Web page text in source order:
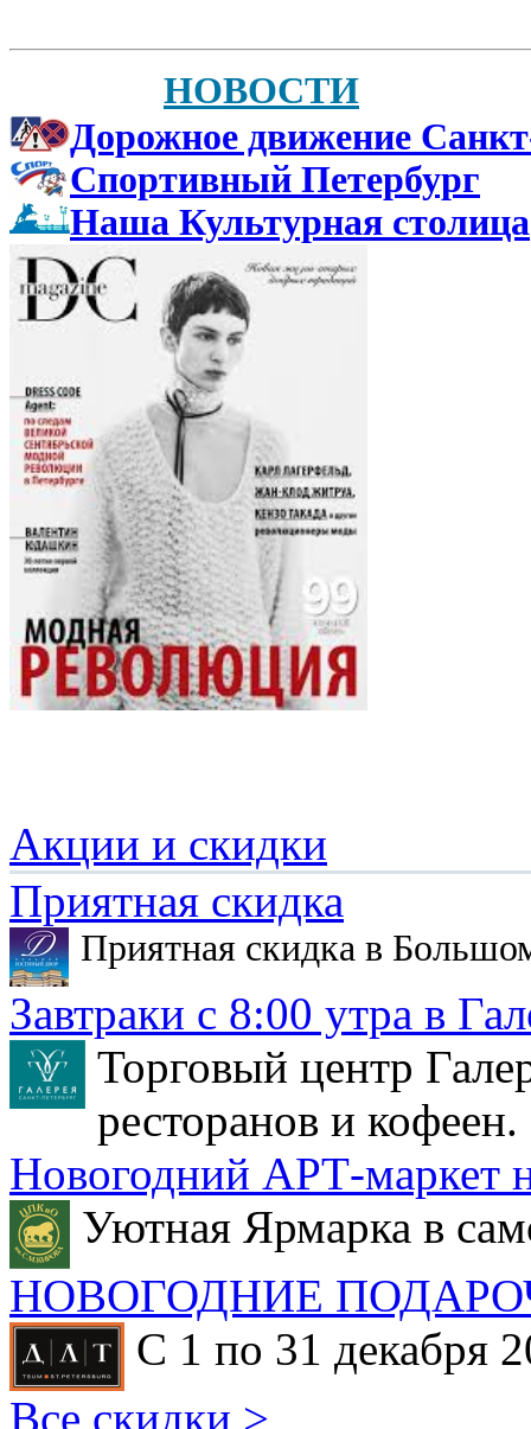
НОВОСТИ
Дорожное движение
Спортивный Петербург
Наша Культурная столица
Акции и скидки
Приятная скидка
Приятная скидка в
Завтраки с 8:00 утра в
Торговый центр
ресторанов и кофеен.
Новогодний АРТ-маркет
Уютная Ярмарка в
НОВОГОДНИЕ
С 1 по 31 декабря
Все скидки >